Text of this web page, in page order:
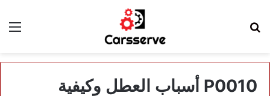
P0010 أسباب العطل وكيفية